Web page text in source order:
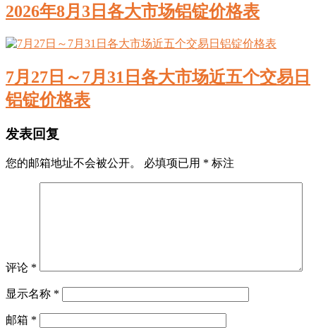
2026年8月3日各大市场铝锭价格表
7月27日～7月31日各大市场近五个交易日
铝锭价格表
发表回复
您的邮箱地址不会被公开。 必填项已用 * 标注
评论 *
显示名称 *
邮箱 *